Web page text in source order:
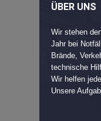
ÜBER UNS
Wir stehen
Jahr bei
Brände,
technische
Wir helfen
Unsere